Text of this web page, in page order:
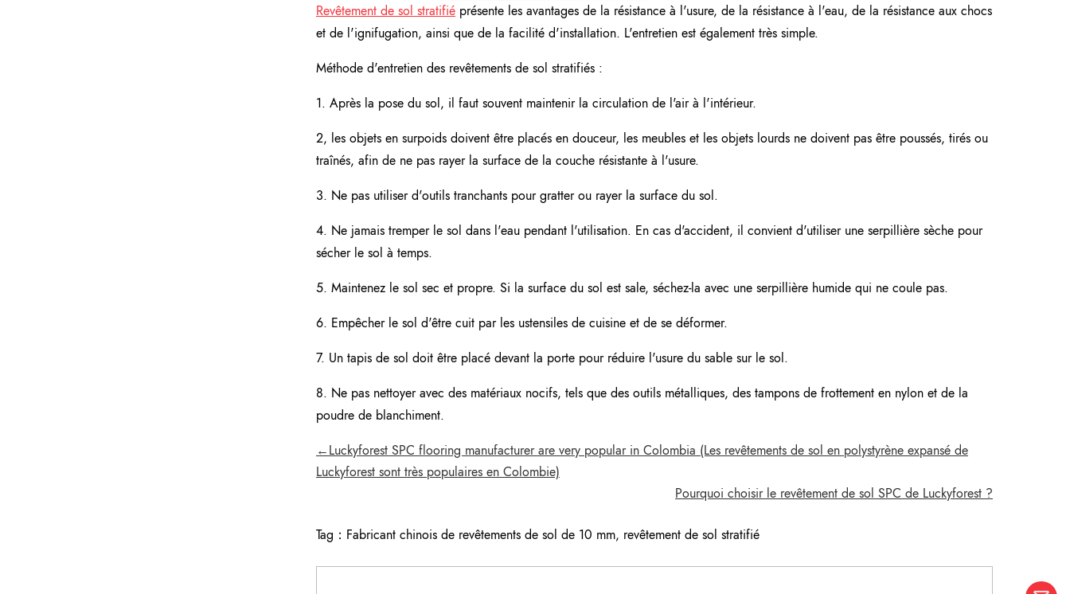
Revêtement de sol stratifié présente les avantages de la résistance à l'usure, de la résistance à l'eau, de la résistance aux chocs
et de l'ignifugation, ainsi que de la facilité d'installation. L'entretien est également très simple.
Méthode d'entretien des revêtements de sol stratifiés :
1. Après la pose du sol, il faut souvent maintenir la circulation de l'air à l'intérieur.
2, les objets en surpoids doivent être placés en douceur, les meubles et les objets lourds ne doivent pas être poussés, tirés ou
traînés, afin de ne pas rayer la surface de la couche résistante à l'usure.
3. Ne pas utiliser d'outils tranchants pour gratter ou rayer la surface du sol.
4. Ne jamais tremper le sol dans l'eau pendant l'utilisation. En cas d'accident, il convient d'utiliser une serpillière sèche pour
sécher le sol à temps.
5. Maintenez le sol sec et propre. Si la surface du sol est sale, séchez-la avec une serpillière humide qui ne coule pas.
6. Empêcher le sol d'être cuit par les ustensiles de cuisine et de se déformer.
7. Un tapis de sol doit être placé devant la porte pour réduire l'usure du sable sur le sol.
8. Ne pas nettoyer avec des matériaux nocifs, tels que des outils métalliques, des tampons de frottement en nylon et de la
poudre de blanchiment.
←Luckyforest SPC flooring manufacturer are very popular in Colombia (Les revêtements de sol en polystyrène expansé de
Luckyforest sont très populaires en Colombie)
Pourquoi choisir le revêtement de sol SPC de Luckyforest ?
Tag： Fabricant chinois de revêtements de sol de 10 mm, revêtement de sol stratifié